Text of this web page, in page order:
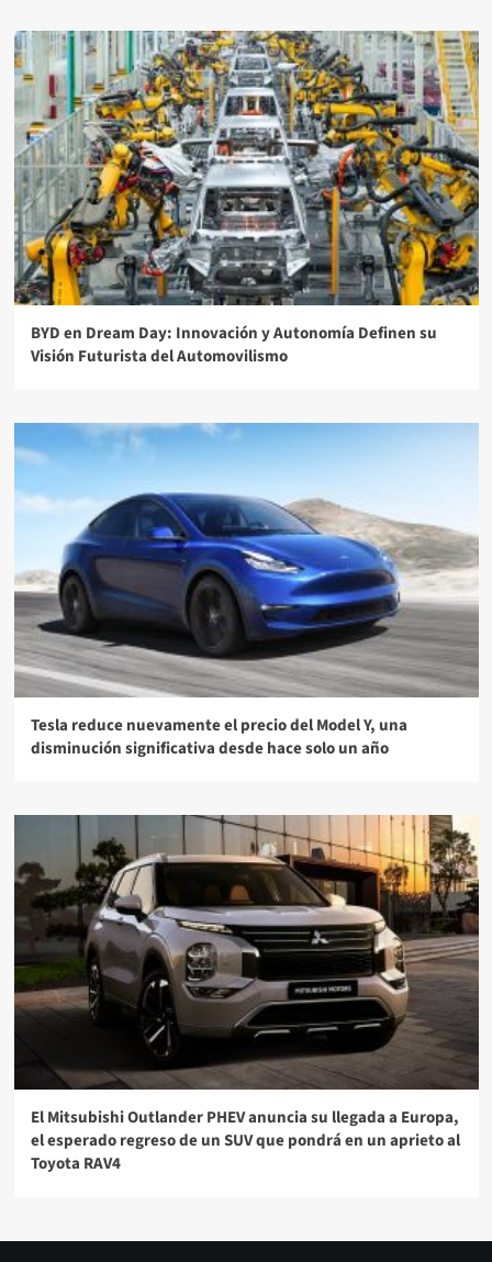
BYD en Dream Day: Innovación y Autonomía Definen su
Visión Futurista del Automovilismo
Tesla reduce nuevamente el precio del Model Y, una
disminución significativa desde hace solo un año
El Mitsubishi Outlander PHEV anuncia su llegada a Europa,
el esperado regreso de un SUV que pondrá en un aprieto al
Toyota RAV4